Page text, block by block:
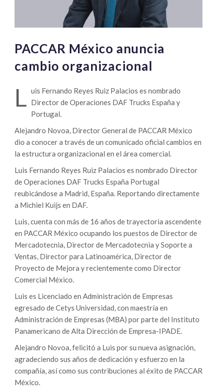
PACCAR México anuncia
cambio organizacional
L uis Fernando Reyes Ruiz Palacios es nombrado
Director de Operaciones DAF Trucks España y
Portugal.
Alejandro Novoa, Director General de PACCAR México
dio a conocer a través de un comunicado oficial cambios en
la estructura organizacional en el área comercial.
Luis Fernando Reyes Ruiz Palacios es nombrado Director
de Operaciones DAF Trucks España Portugal
reubicándose a Madrid, España. Reportando directamente
a Michiel Kuijs en DAF.
Luis, cuenta con más de 16 años de trayectoria ascendente
en PACCAR México ocupando los puestos de Director de
Mercadotecnia, Director de Mercadotecnia y Soporte a
Ventas, Director para Latinoamérica, Director de
Proyecto de Mejora y recientemente como Director
Comercial México.
Luis es Licenciado en Administración de Empresas
egresado de Cetys Universidad, con maestría en
Administración de Empresas (MBA) por parte del Instituto
Panamericano de Alta Dirección de Empresa-IPADE.
Alejandro Novoa, felicitó a Luis por su nueva asignación,
agradeciendo sus años de dedicación y esfuerzo en la
compañía, así como sus contribuciones al éxito de PACCAR
México.